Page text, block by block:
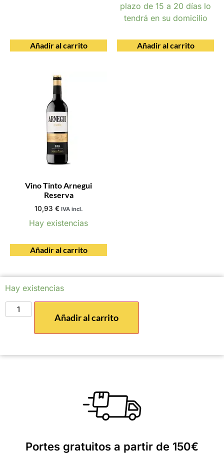
Añadir al carrito
plazo de 15 a 20 días lo
tendrá en su domicilio
Añadir al carrito
Vino Tinto Arnegui
Reserva
10,93 € IVA incl.
Hay existencias
Añadir al carrito
Hay existencias
Añadir al carrito
Portes gratuitos a partir de 150€